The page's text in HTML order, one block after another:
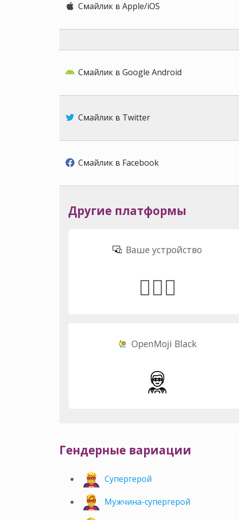
Смайлик в Apple/iOS
Смайлик в Google Android
Смайлик в Twitter
Смайлик в Facebook
Другие платформы
Ваше устройство
🦸🏾‍♂️
OpenMoji Black
Гендерные вариации
Супергерой
Мужчина-супергерой